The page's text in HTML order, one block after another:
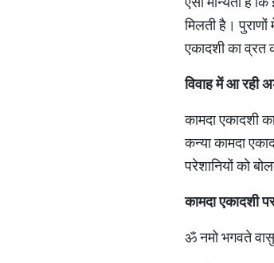
मिलती है।
एकादशी का व्रत
विवाहमेंआरही
कामदा एकादशी
कन्या कामदा
परेशानियों को
कामदाएकादशी
ॐ नमो भगवते